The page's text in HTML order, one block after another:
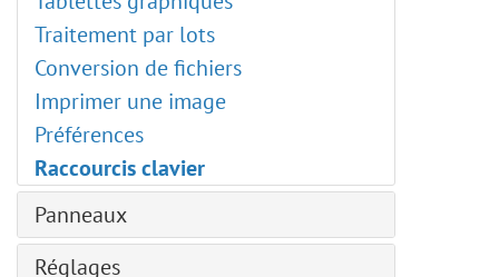
Illustration éclatante
Outil créatif Tampon de clonage
Suppression d'une personne
Utilisation de l'Incrustation
Un nouvel arrière-plan
Particules et lignes fluides
Une œuvre d'art au pastel
Plugins artistiques
Traitement par lots
Conversion de fichiers
Imprimer une image
Préférences
Raccourcis clavier
Panneaux
Navigation
Réglages